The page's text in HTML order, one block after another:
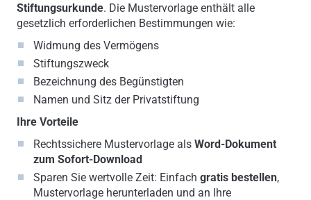
Stiftungsurkunde. Die Mustervorlage enthält alle
gesetzlich erforderlichen Bestimmungen wie:
Widmung des Vermögens
Stiftungszweck
Bezeichnung des Begünstigten
Namen und Sitz der Privatstiftung
Ihre Vorteile
Rechtssichere Mustervorlage als Word-Dokument
zum Sofort-Download
Sparen Sie wertvolle Zeit: Einfach gratis bestellen,
Mustervorlage herunterladen und an Ihre